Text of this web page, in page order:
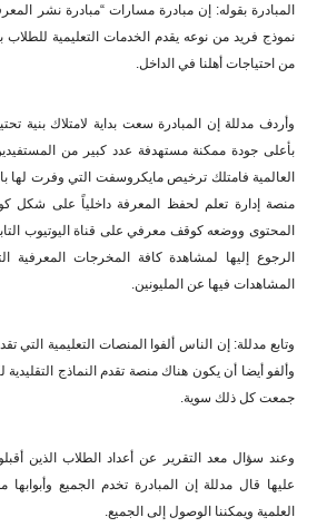
المبادرة بقوله: إن مبادرة مسارات “مبادرة نشر
نموذج فريد من نوعه يقدم الخدمات التعليمية
من احتياجات أهلنا في الداخل.
وأردف مدللة إن المبادرة سعت بداية لامتلاك بنية
بأعلى جودة ممكنة مستهدفة عدد كبير من
العالمية فامتلك ترخيص مايكروسفت التي وفرت لها
منصة إدارة تعلم لحفظ المعرفة داخلياً على شكل
المحتوى ووضعه كوقف معرفي على قناة اليوتيوب
الرجوع إليها لمشاهدة كافة المخرجات المعرفية
المشاهدات فيها عن المليونين.
وتابع مدللة: إن الناس ألفوا المنصات التعليمية التي
وألفو أيضا أن يكون هناك منصة تقدم النماذج
جمعت كل ذلك سوية.
وعند سؤال معد التقرير عن أعداد الطلاب الذين
عليها قال مدللة إن المبادرة تخدم الجميع وأبوابها
العلمية ويمكننا الوصول إلى الجميع.